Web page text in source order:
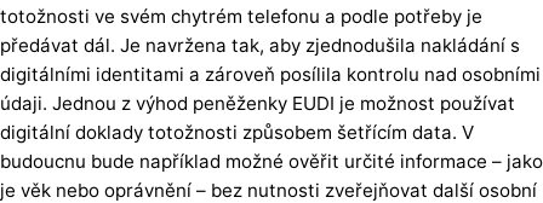
totožnosti ve svém chytrém telefonu a podle potřeby je
předávat dál. Je navržena tak, aby zjednodušila nakládání s
digitálními identitami a zároveň posílila kontrolu nad osobními
údaji. Jednou z výhod peněženky EUDI je možnost používat
digitální doklady totožnosti způsobem šetřícím data. V
budoucnu bude například možné ověřit určité informace – jako
je věk nebo oprávnění – bez nutnosti zveřejňovat další osobní